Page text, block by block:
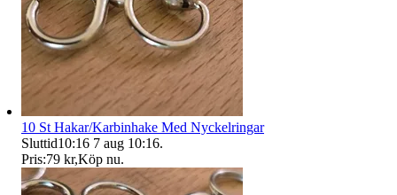
10 St Hakar/Karbinhake Med Nyckelringar
Sluttid10:16 7 aug 10:16.
Pris:79 kr,Köp nu.